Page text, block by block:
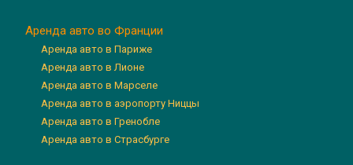
Аренда авто во Франции
Аренда авто в Париже
Аренда авто в Лионе
Аренда авто в Марселе
Аренда авто в аэропорту Ниццы
Аренда авто в Гренобле
Аренда авто в Страсбурге